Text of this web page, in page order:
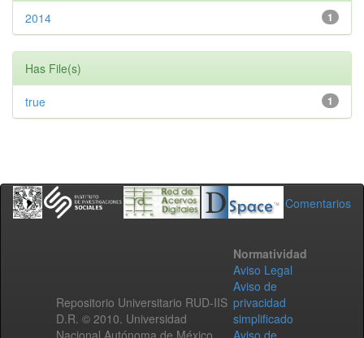
1
2014
Has File(s)
1
true
Comentarios
Repositorio Universitario RUD-IIS
D.R. © 2010. Universidad
Nacional Autónoma de México.
Normatividad
Aviso Legal
Aviso de
privacidad
simplificado
Aviso de